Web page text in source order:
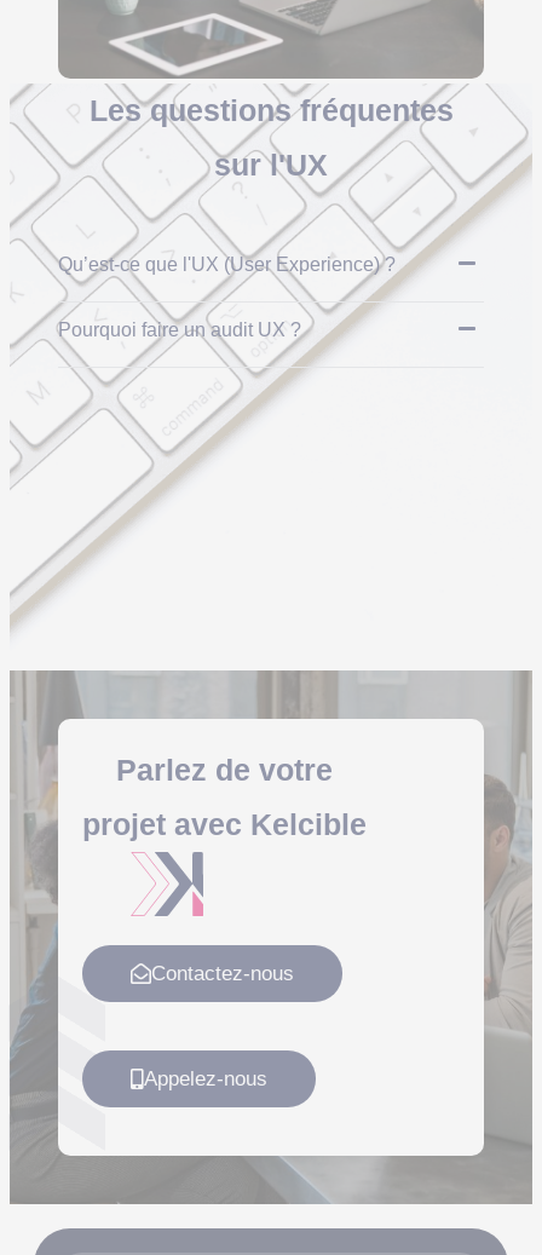
Lesquestions fréquentes
sur l'UX
Qu’est-ce que l'UX (User Experience) ?
Pourquoi faire un audit UX ?
Parlez de votre
projet avec Kelcible
Contactez-nous
Appelez-nous